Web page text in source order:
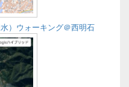
）ウォーキング＠西明石